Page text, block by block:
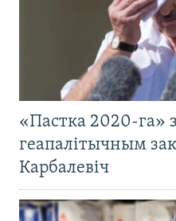
«Пастка 2020-га»
геапалітычным
Карбалевіч